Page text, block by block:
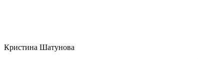
Кристина Шатунова